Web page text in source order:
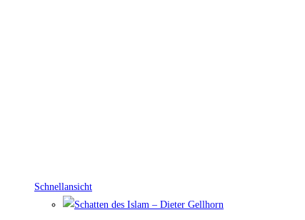
Schnellansicht